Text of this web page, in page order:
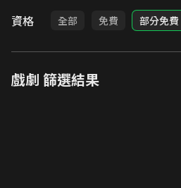
資格 全部 免費 部分免費
戲劇 篩選結果